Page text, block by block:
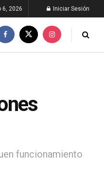
6, 2026 Iniciar Sesión
funcionamiento